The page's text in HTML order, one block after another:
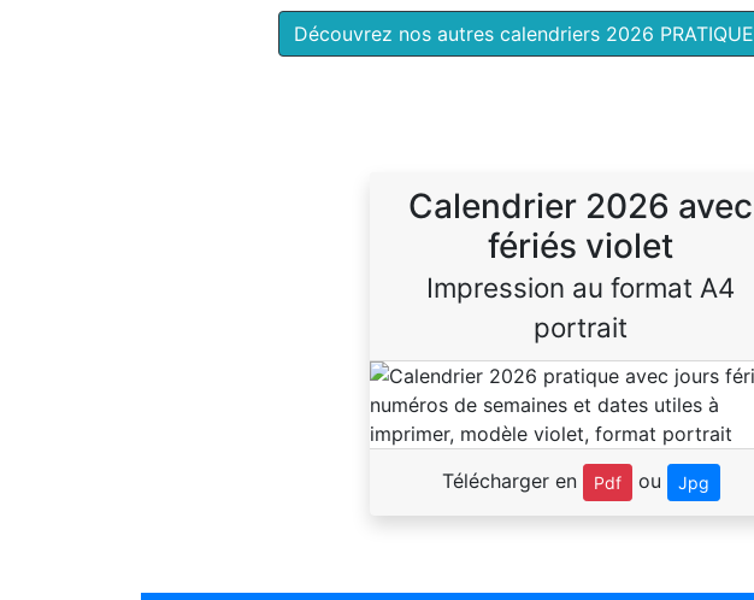
Découvrez nos autres calendriers 2026 PRATIQUE
Calendrier 2026 avec
fériés violet
Impression au format A4
portrait
Télécharger en Pdf ou Jpg